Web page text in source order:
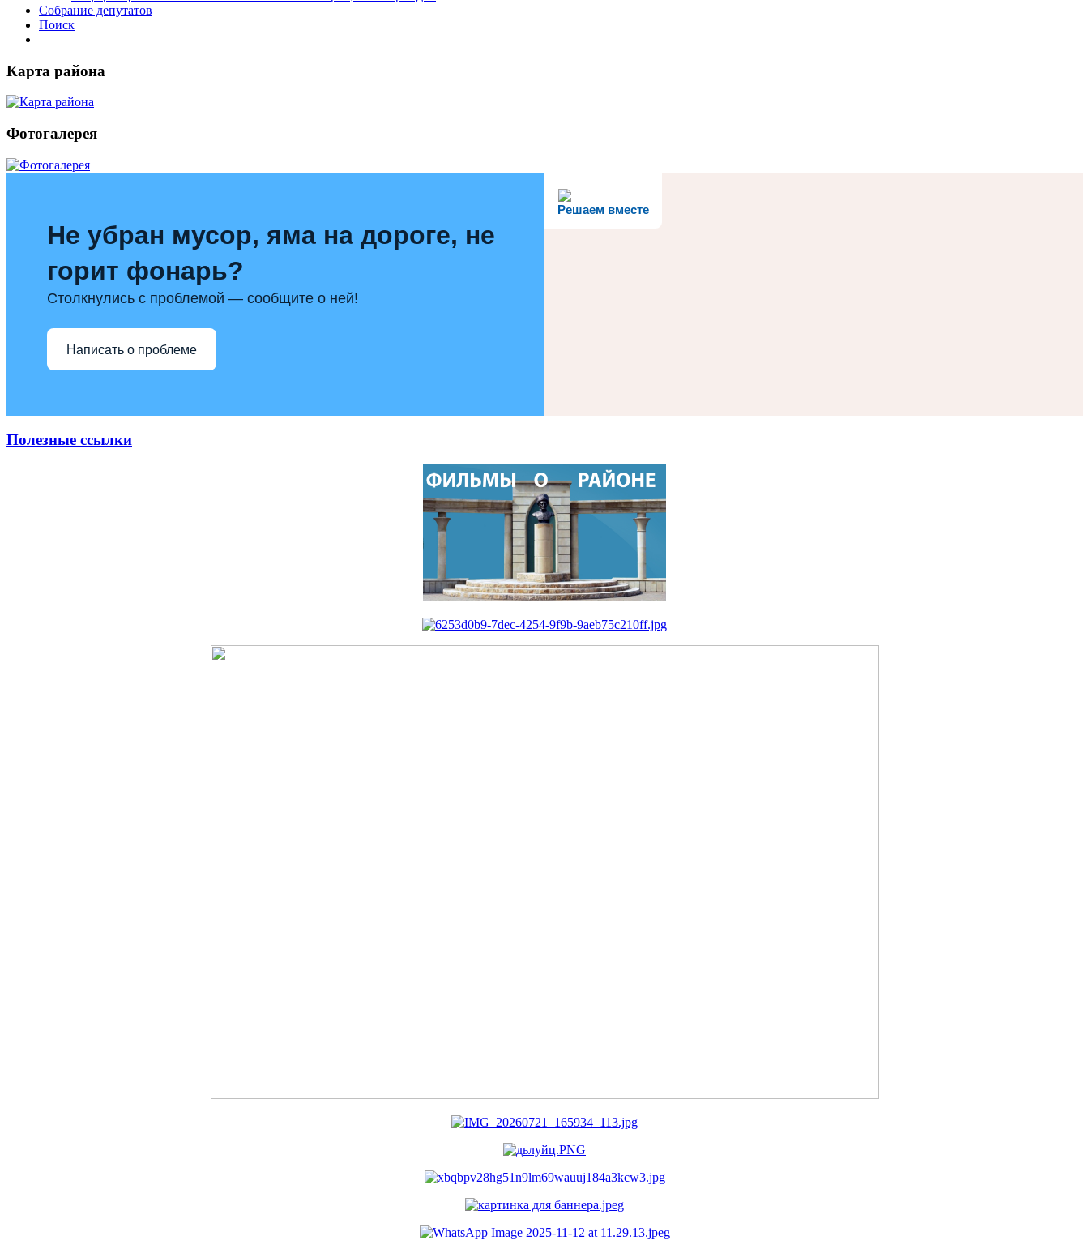
Собрание депутатов
Поиск
Карта района
Фотогалерея
Решаем вместе
Не убран мусор, яма на дороге, не
горит фонарь?
Столкнулись с проблемой — сообщите о ней!
Написать о проблеме
Полезные ссылки